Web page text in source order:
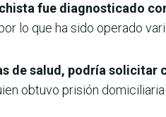
fue diagnosticado
lo que ha sido operado
de salud, podría solicitar
obtuvo prisión